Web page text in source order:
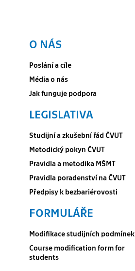
O NÁS
Poslání a cíle
Média o nás
Jak funguje podpora
LEGISLATIVA
Studijní a zkušební řád ČVUT
Metodický pokyn ČVUT
Pravidla a metodika MŠMT
Pravidla poradenství na ČVUT
Předpisy k bezbariérovosti
FORMULÁŘE
Modifikace studijních podmínek
Course modification form for
students